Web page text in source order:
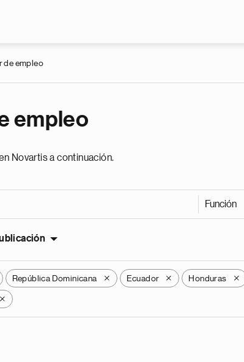
de empleo
empleo
Novartis a continuación.
Función
República Dominicana X Ecuador X Honduras X
X